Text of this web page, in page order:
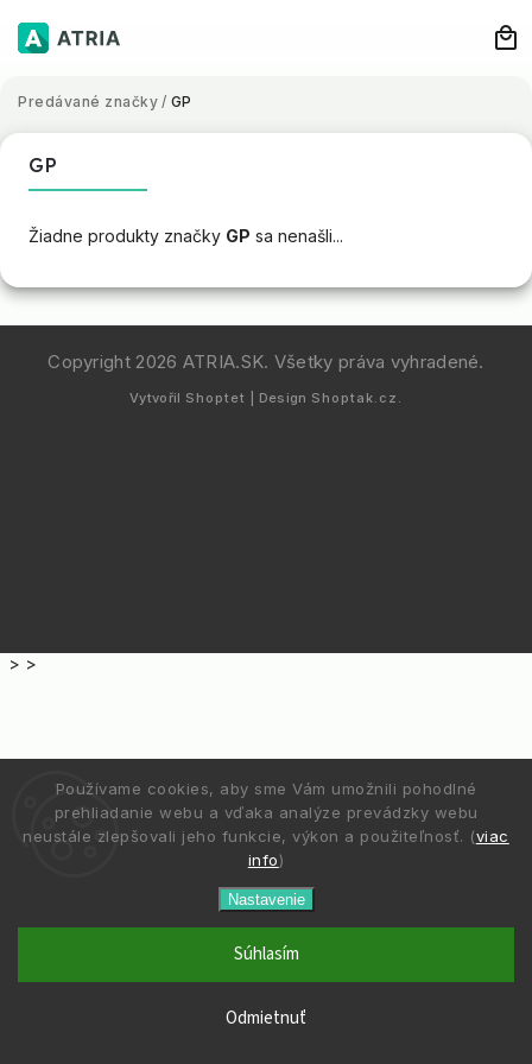
Používame cookies, aby sme Vám umožnili pohodlné
prehliadanie webu a vďaka analýze prevádzky webu
neustále zlepšovali jeho funkcie, výkon a použiteľnosť. (viac
info)
Nastavenie
Odmietnuť
Súhlasím
Predávané značky / GP
GP
Žiadne produkty značky GP sa nenašli...
Copyright 2026 ATRIA.SK. Všetky práva vyhradené.
Vytvořil Shoptet | Design Shoptak.cz.
> >